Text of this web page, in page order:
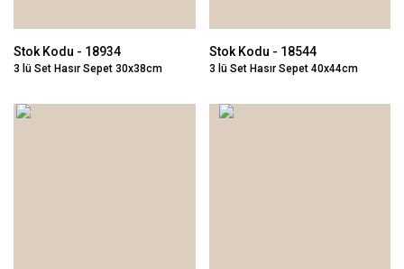
Stok Kodu - 18934
3 lü Set Hasır Sepet 30x38cm
Stok Kodu - 18544
3 lü Set Hasır Sepet 40x44cm